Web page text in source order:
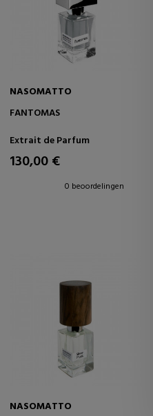
NASOMATTO
FANTOMAS
Extrait de Parfum
130,00 €
0 beoordelingen
NASOMATTO